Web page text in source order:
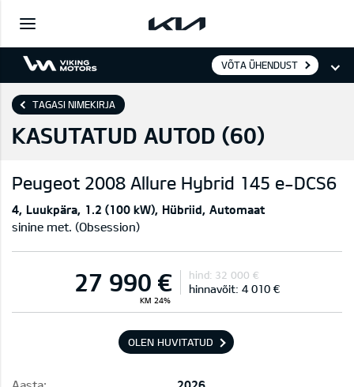
VÕTA ÜHENDUST
TAGASI NIMEKIRJA
KASUTATUD AUTOD (60)
Peugeot 2008 Allure Hybrid 145 e-DCS6
4 Luukpära 1.2 (100 kW) Hübriid Automaat
sinine met. (Obsession)
27 990 €
KM 24%
hind: 32 000 €
hinnavõit: 4 010 €
OLEN HUVITATUD